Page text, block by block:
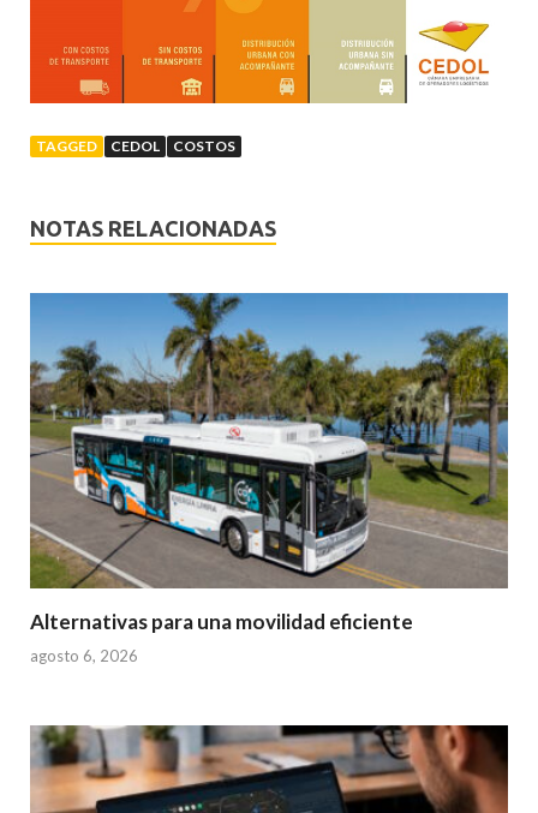
TAGGED CEDOL COSTOS
NOTAS RELACIONADAS
Alternativas para una movilidad eficiente
agosto 6, 2026